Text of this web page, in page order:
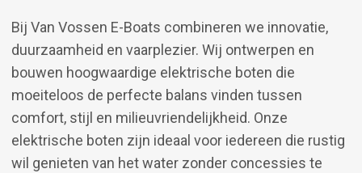
Bij Van Vossen E-Boats combineren we innovatie,
duurzaamheid en vaarplezier. Wij ontwerpen en
bouwen hoogwaardige elektrische boten die
moeiteloos de perfecte balans vinden tussen
comfort, stijl en milieuvriendelijkheid. Onze
elektrische boten zijn ideaal voor iedereen die rustig
wil genieten van het water zonder concessies te